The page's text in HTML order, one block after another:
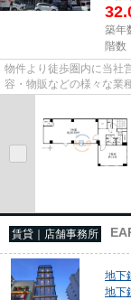
築年
階数
物件より徒歩圏内に当社
容・物販などの様々な業
尚、弊社ではおとり広告
賃貸｜店舗事務所
地下
地下